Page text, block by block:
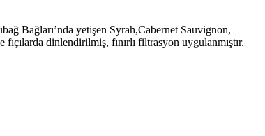
Bağları’nda yetişen Syrah,Cabernet Sauvignon,
dinlendirilmiş, fınırlı filtrasyon uygulanmıştır.